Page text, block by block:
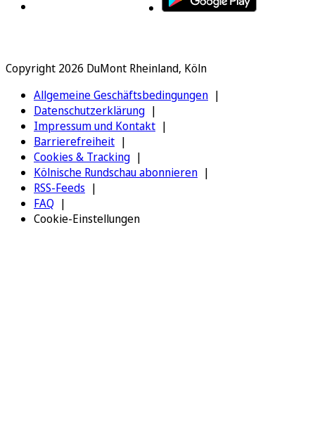
Copyright 2026 DuMont Rheinland, Köln
Allgemeine Geschäftsbedingungen
Datenschutzerklärung
Impressum und Kontakt
Barrierefreiheit
Cookies & Tracking
Kölnische Rundschau abonnieren
RSS-Feeds
FAQ
Cookie-Einstellungen